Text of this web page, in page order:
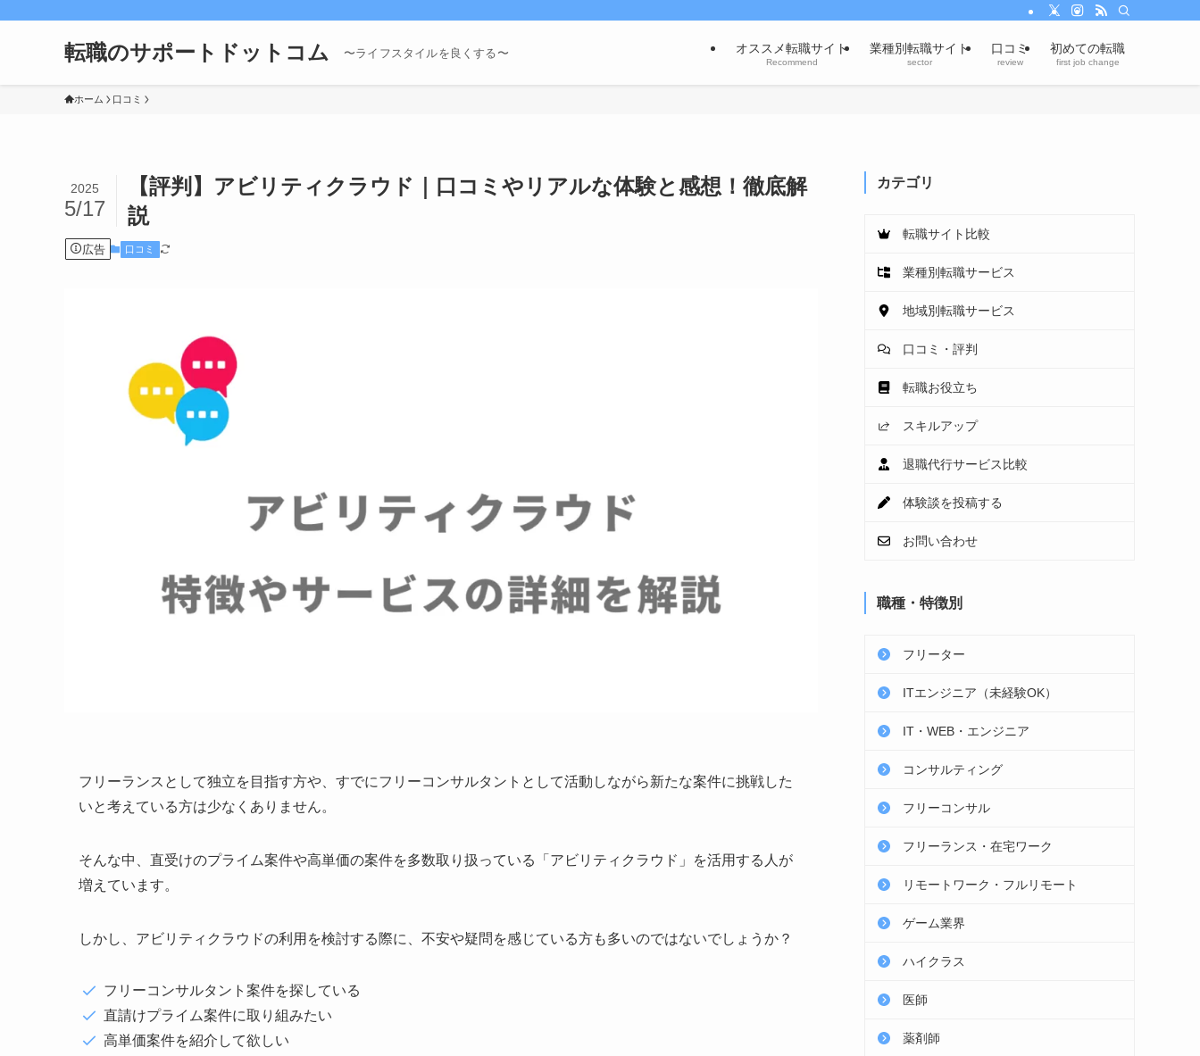
転職のサポートドットコム 〜ライフスタイルを良くする〜 オススメ転職サイト
Recommend
業種別転職サイト
sector
口コミ
review
初めての転職
first job change
ホーム 口コミ
【評判】アビリティクラウド｜口コミやリアルな体験と感想！徹底解
説
2025
5/17
広告 口コミ
フリーランスとして独立を目指す方や、すでにフリーコンサルタントとして活動しながら新たな案件に挑戦した
いと考えている方は少なくありません。
そんな中、直受けのプライム案件や高単価の案件を多数取り扱っている「アビリティクラウド」を活用する人が
増えています。
しかし、アビリティクラウドの利用を検討する際に、不安や疑問を感じている方も多いのではないでしょうか？
フリーコンサルタント案件を探している
直請けプライム案件に取り組みたい
高単価案件を紹介して欲しい
カテゴリ
転職サイト比較
業種別転職サービス
地域別転職サービス
口コミ・評判
転職お役立ち
スキルアップ
退職代行サービス比較
体験談を投稿する
お問い合わせ
職種・特徴別
フリーター
ITエンジニア（未経験OK）
IT・WEB・エンジニア
コンサルティング
フリーコンサル
フリーランス・在宅ワーク
リモートワーク・フルリモート
ゲーム業界
ハイクラス
医師
薬剤師